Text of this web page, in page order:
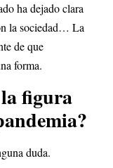
ha dejado clara
la sociedad… La
de que
forma.
figura
duda.